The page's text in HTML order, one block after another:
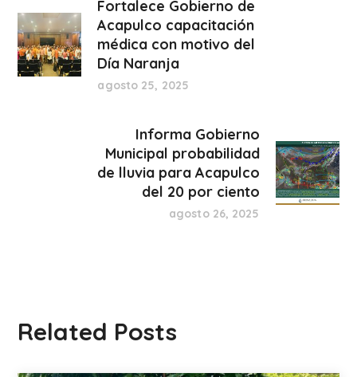
Fortalece Gobierno de
Acapulco capacitación
médica con motivo del
Día Naranja
agosto 25, 2025
Informa Gobierno
Municipal probabilidad
de lluvia para Acapulco
del 20 por ciento
agosto 26, 2025
Related Posts